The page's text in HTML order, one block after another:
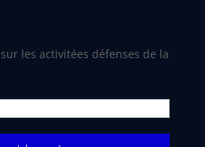
les activitées défenses de la